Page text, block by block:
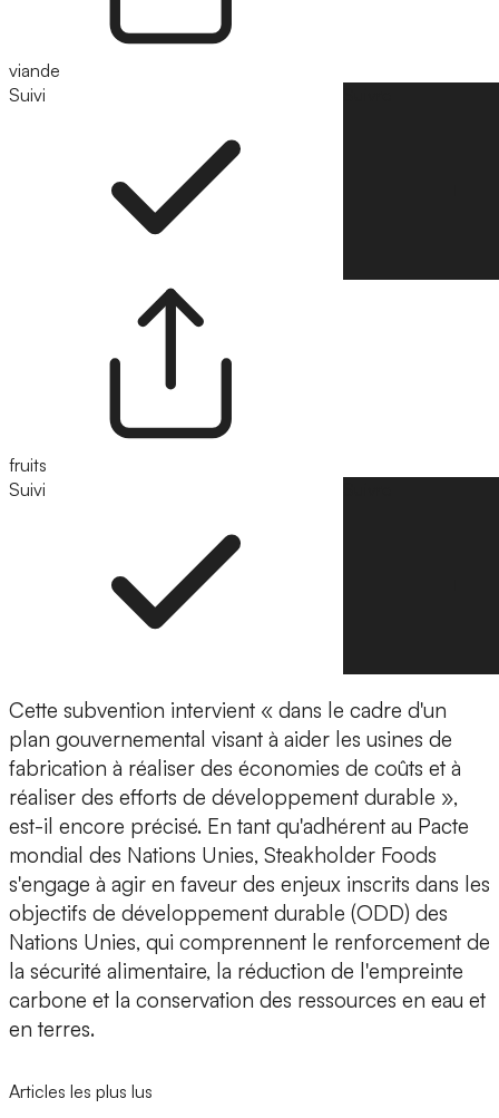
viande
Suivi
fruits
Suivi
Cette subvention intervient « dans le cadre d'un
plan gouvernemental visant à aider les usines de
fabrication à réaliser des économies de coûts et à
réaliser des efforts de développement durable »,
est-il encore précisé. En tant qu'adhérent au Pacte
mondial des Nations Unies, Steakholder Foods
s'engage à agir en faveur des enjeux inscrits dans les
objectifs de développement durable (ODD) des
Nations Unies, qui comprennent le renforcement de
la sécurité alimentaire, la réduction de l'empreinte
carbone et la conservation des ressources en eau et
en terres.
Articles les plus lus